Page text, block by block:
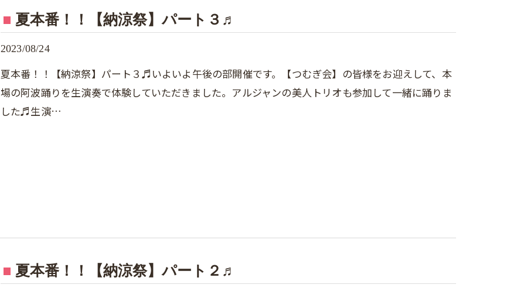
夏本番！！【納涼祭】パート３♬
2023/08/24
夏本番！！【納涼祭】パート３♬いよいよ午後の部開催です。【つむぎ会】の皆様をお迎えして、本
場の阿波踊りを生演奏で体験していただきました。アルジャンの美人トリオも参加して一緒に踊りま
した♬生演…
夏本番！！【納涼祭】パート２♬